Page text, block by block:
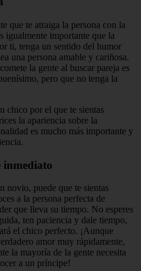
que te atraiga la persona con la
igualmente importante que la
ti, tenga un sentido del humor
una persona amable y cariñosa.
la gente al buscar pareja es
pero que no tenga la
chico por el que te sientas
la apariencia sobre la
es mucho más importante y
inmediato
novio, puede que te sientas
a la persona perfecta de
que lleva su tiempo. No esperes
ten paciencia y dale tiempo,
el chico perfecto. ¡Aunque
amor muy rápidamente,
la mayoría de la gente necesita
a un príncipe!